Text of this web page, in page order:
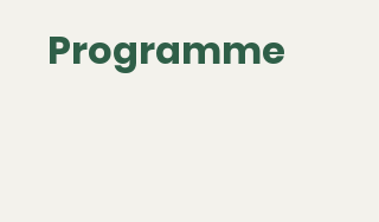
Programme